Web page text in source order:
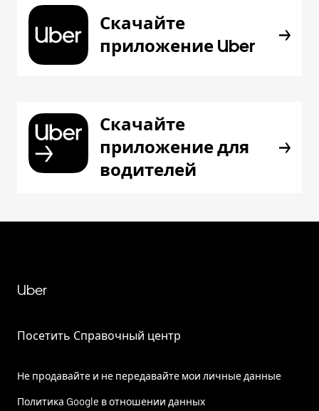
Скачайте
приложение Uber
Скачайте
приложение для
водителей
Uber
Посетить Справочный центр
Не продавайте и не передавайте мои личные данные
Политика Google в отношении данных